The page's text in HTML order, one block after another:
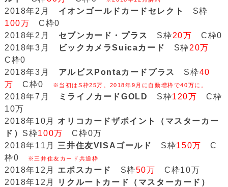
2018年2月 イオンゴールドカードセレクト
S枠
100万 C枠0
2018年2月 セブンカード・プラス S枠20万 C枠0
2018年3月
ビックカメラSuicaカード S枠20万
C枠0
2018年3月 アルビスPontaカードプラス S枠40
万 C枠0 ※当初はS枠25万。2018年9月に自動増枠で40万に。
2018年7月 ミライノカードGOLD S枠120万 C枠
10万
2018年10月 オリコカードザポイント（マスターカー
ド） S枠100万
C枠0万
2018年11月 三井住友VISAゴールド S枠150万
C
枠0
※三井住友カード共通枠
2018年12月 エポスカード S枠50万 C枠10万
2018年12月
リクルートカード（マスターカード）